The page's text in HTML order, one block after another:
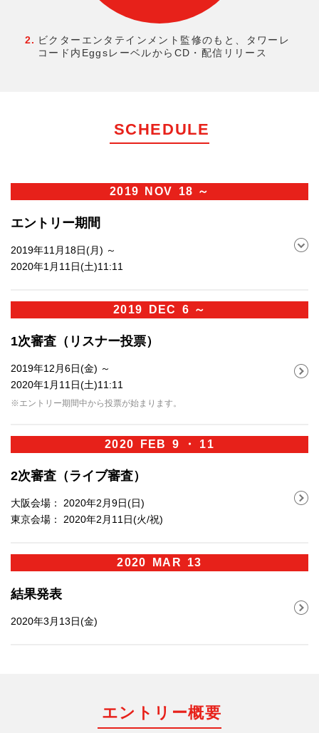
2. ビクターエンタテインメント監修のもと 、
タワーレ
コード内Eggsレーベルから CD・配信リリース
SCHEDULE
2019 NOV 18 ～
エントリー期間
2019年11月18日(月) ～
2020年1月11日(土)11:11
2019 DEC 6 ～
1次審査（リスナー投票）
2019年12月6日(金) ～
2020年1月11日(土)11:11
※エントリー期間中から投票が始まります。
2020 FEB 9 ・ 11
2次審査（ライブ審査）
大阪会場： 2020年2月9日(日)
東京会場： 2020年2月11日(火/祝)
2020 MAR 13
結果発表
2020年3月13日(金)
エントリー概要